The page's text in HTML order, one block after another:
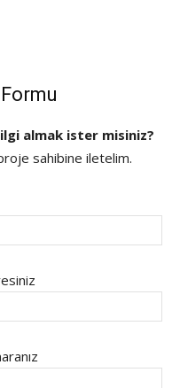
almak ister misiniz?
sahibine iletelim.